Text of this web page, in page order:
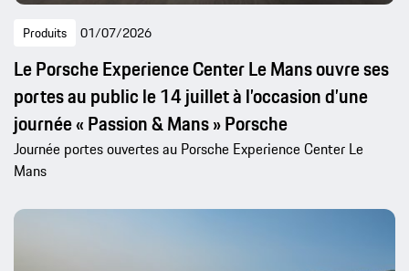
Produits 01/07/2026
Le Porsche Experience Center Le Mans ouvre ses
portes au public le 14 juillet à l’occasion d’une
journée « Passion & Mans » Porsche
Journée portes ouvertes au Porsche Experience Center Le
Mans